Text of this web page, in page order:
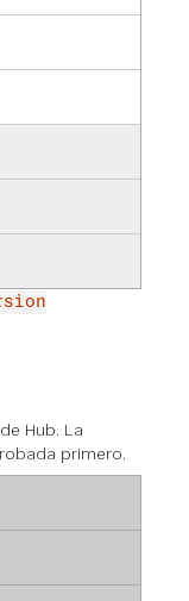
Hub. La
primero.